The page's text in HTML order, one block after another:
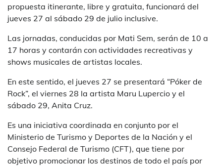
propuesta itinerante, libre y gratuita, funcionará del
jueves 27 al sábado 29 de julio inclusive.
Las jornadas, conducidas por Mati Sem, serán de 10 a
17 horas y contarán con actividades recreativas y
shows musicales de artistas locales.
En este sentido, el jueves 27 se presentará “Póker de
Rock”, el viernes 28 la artista Maru Lupercio y el
sábado 29, Anita Cruz.
Es una iniciativa coordinada en conjunto por el
Ministerio de Turismo y Deportes de la Nación y el
Consejo Federal de Turismo (CFT), que tiene por
objetivo promocionar los destinos de todo el país por